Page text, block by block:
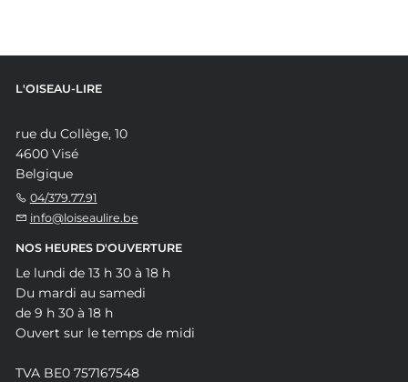
L'OISEAU-LIRE
rue du Collège, 10
4600 Visé
Belgique
04/379.77.91
info@loiseaulire.be
NOS HEURES D'OUVERTURE
Le lundi de 13 h 30 à 18 h
Du mardi au samedi
de 9 h 30 à 18 h
Ouvert sur le temps de midi
TVA BE0 757167548